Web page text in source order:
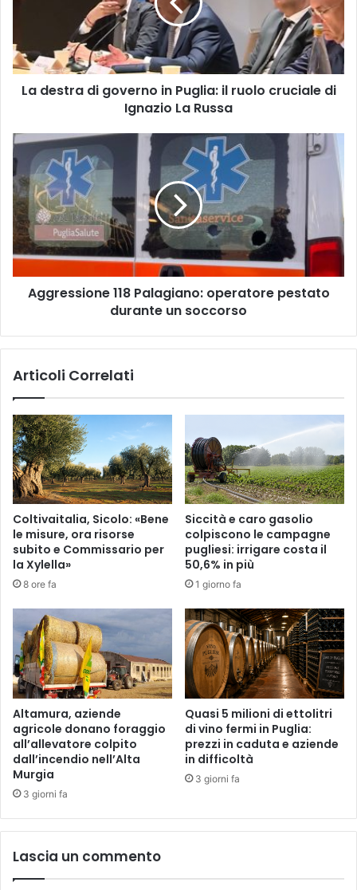
ruolo
cruciale
Russa
La destra di governo in Puglia: il ruolo cruciale di
Ignazio La Russa
Aggressione
118
Palagiano:
operatore
pestato
durante
un
soccorso
Aggressione 118 Palagiano: operatore pestato
durante un soccorso
Articoli Correlati
Coltivaitalia, Sicolo: «Bene
le misure, ora risorse
subito e Commissario per
la Xylella»
8 ore fa
Siccità e caro gasolio
colpiscono le campagne
pugliesi: irrigare costa il
50,6% in più
1 giorno fa
Altamura, aziende
agricole donano foraggio
all’allevatore colpito
dall’incendio nell’Alta
Murgia
3 giorni fa
Quasi 5 milioni di ettolitri
di vino fermi in Puglia:
prezzi in caduta e aziende
in difficoltà
3 giorni fa
Lascia un commento